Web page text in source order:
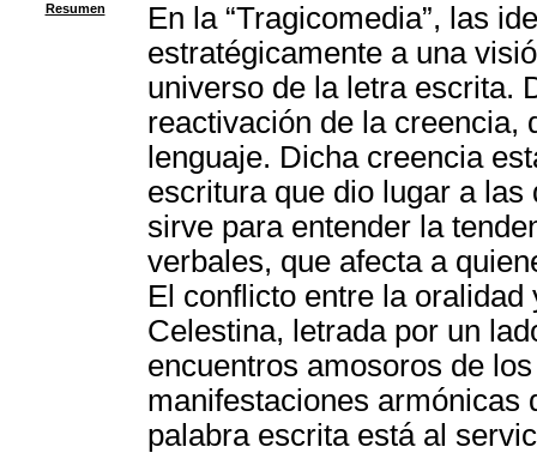
Resumen
En la “Tragicomedia”, las
estratégicamente a una
universo de la letra escrita.
reactivación de la creencia,
lenguaje. Dicha creencia
escritura que dio lugar a
sirve para entender la
verbales, que afecta a
El conflicto entre la
Celestina, letrada por un
encuentros amosoros de
manifestaciones armónicas
palabra escrita está al